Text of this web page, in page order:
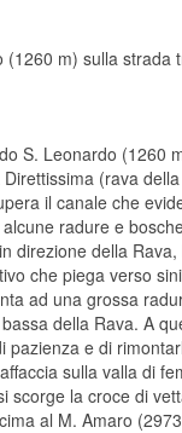
(1260 m) sulla strada
S. Leonardo (1260
(rava
il canale che
radure e
direzione della
che piega verso
ad una grossa
della Rava. A
pazienza e di
sulla valla di
scorge la croce di
al M. Amaro